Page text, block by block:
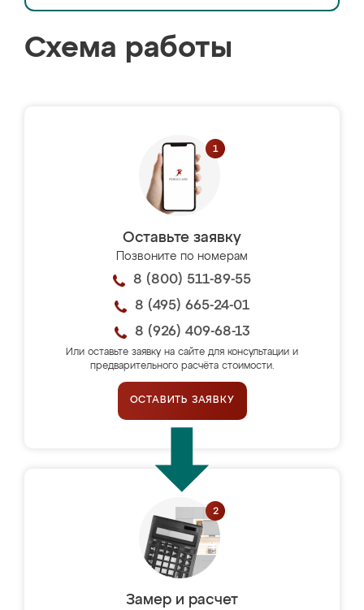
Схема работы
Оставьте заявку
Позвоните по номерам
8 (800) 511-89-55
8 (495) 665-24-01
8 (926) 409-68-13
Или оставьте заявку на сайте для консультации и
предварительного расчёта стоимости.
ОСТАВИТЬ ЗАЯВКУ
Замер и расчет